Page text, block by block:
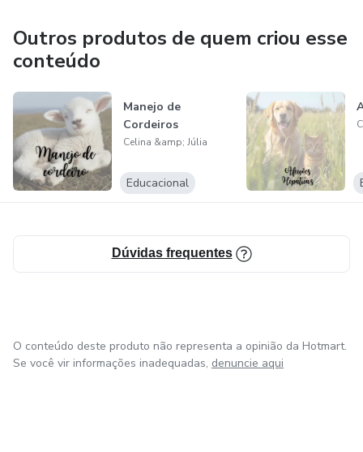
📲 Instagram: @juliafausto.medvet | @celina.vasconcellos
Outros produtos de quem criou esse
conteúdo
Manejo de
Cordeiros
Celina &amp; Júlia
Educacional
Dúvidas frequentes
O conteúdo deste produto não representa a opinião da Hotmart.
Se você vir informações inadequadas, denuncie aqui